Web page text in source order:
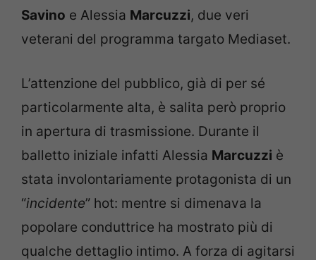
Savino e Alessia Marcuzzi, due veri
veterani del programma targato Mediaset.
L’attenzione del pubblico, già di per sé
particolarmente alta, è salita però proprio
in apertura di trasmissione. Durante il
balletto iniziale infatti Alessia Marcuzzi è
stata involontariamente protagonista di un
“incidente” hot: mentre si dimenava la
popolare conduttrice ha mostrato più di
qualche dettaglio intimo. A forza di agitarsi